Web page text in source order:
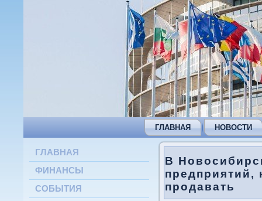
ГЛАВНАЯ НОВОСТИ
ГЛАВНАЯ
ФИНАНСЫ
СОБЫТИЯ
В
предприятий,
продавать